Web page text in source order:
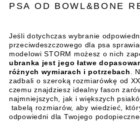
PSA OD BOWL&BONE
Jeśli dotychczas wybranie
przeciwdeszczowego dla psa
modelowi STORM możesz o nich
ubranka jest jego łatwe
różnych wymiarach i potrzebach
.
zadbali o szeroką rozmiarówkę od
czemu znajdziesz idealny fason
najmniejszych, jak i większych
tabelą rozmiarów, aby wiedzieć,
odpowiedni dla Twojego